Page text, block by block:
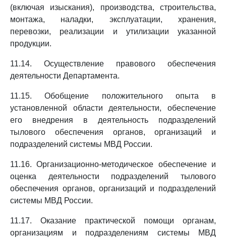
(включая изыскания), производства, строительства,
монтажа, наладки, эксплуатации, хранения,
перевозки, реализации и утилизации указанной
продукции.
11.14. Осуществление правового обеспечения
деятельности Департамента.
11.15. Обобщение положительного опыта в
установленной области деятельности, обеспечение
его внедрения в деятельность подразделений
тылового обеспечения органов, организаций и
подразделений системы МВД России.
11.16. Организационно-методическое обеспечение и
оценка деятельности подразделений тылового
обеспечения органов, организаций и подразделений
системы МВД России.
11.17. Оказание практической помощи органам,
организациям и подразделениям системы МВД